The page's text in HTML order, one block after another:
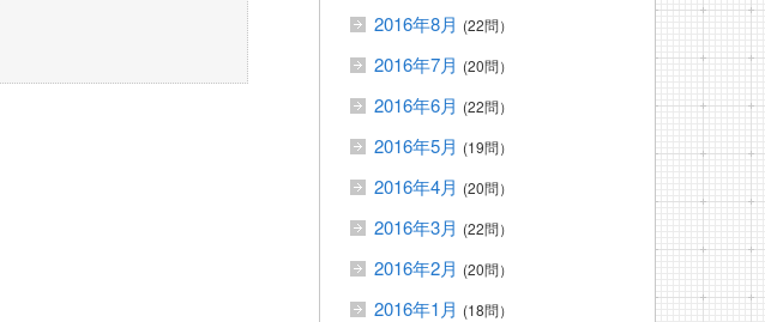
2016年8月 (22問）
2016年7月 (20問）
2016年6月 (22問）
2016年5月 (19問）
2016年4月 (20問）
2016年3月 (22問）
2016年2月 (20問）
2016年1月 (18問）